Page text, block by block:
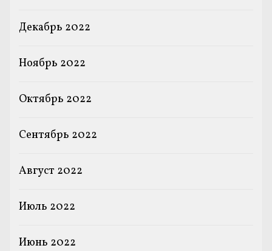
Декабрь 2022
Ноябрь 2022
Октябрь 2022
Сентябрь 2022
Август 2022
Июль 2022
Июнь 2022